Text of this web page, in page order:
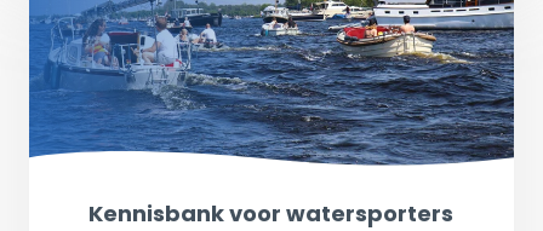
Kennisbank voor watersporters